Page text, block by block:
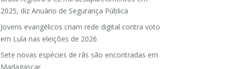
2025, diz Anuário de Segurança Pública
Jovens evangélicos criam rede digital contra voto
em Lula nas eleições de 2026
Sete novas espécies de rãs são encontradas em
Madagascar